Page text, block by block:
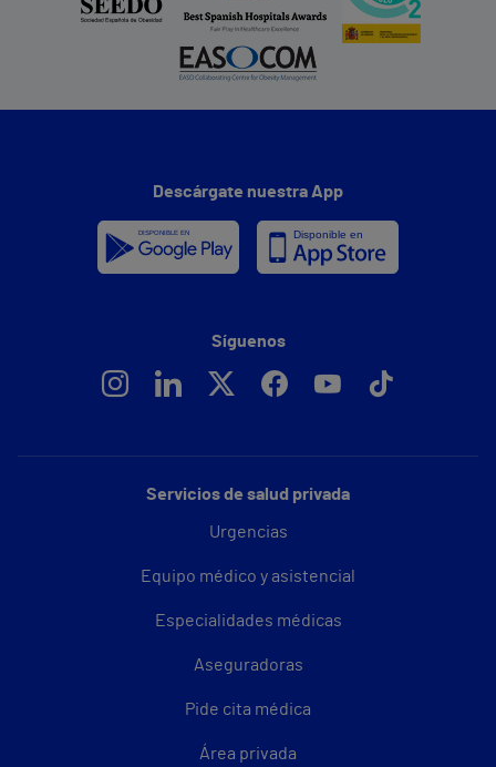
Servicios de salud privada
Urgencias
Equipo médico y asistencial
Especialidades médicas
Aseguradoras
Pide cita médica
Área privada
Descárgate nuestra App
Síguenos